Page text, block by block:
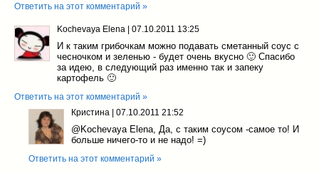
Ответить на этот комментарий »
Kochevaya Elena | 07.10.2011 13:25
И к таким грибочкам можно подавать сметанный соус с
чесночком и зеленью - будет очень вкусно 🙂 Спасибо
за идею, в следующий раз именно так и запеку
картофель 🙂
Ответить на этот комментарий »
Кристина | 07.10.2011 21:52
@Kochevaya Elena , Да, с таким соусом -самое то! И
больше ничего-то и не надо! =)
Ответить на этот комментарий »